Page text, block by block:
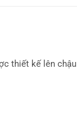
thiết kế lên